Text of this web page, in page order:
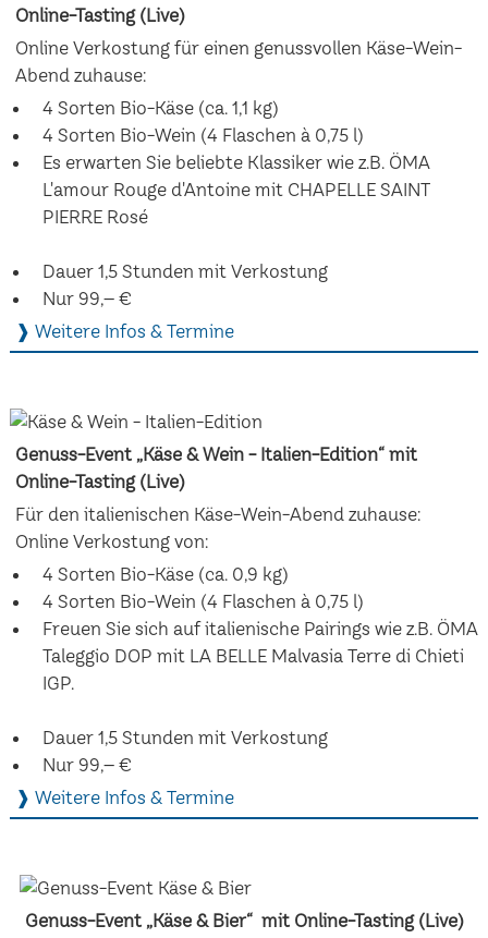
Online-Tasting (Live)
Online Verkostung für einen genussvollen Käse-Wein-
Abend zuhause:
4 Sorten Bio-Käse (ca. 1,1 kg)
4 Sorten Bio-Wein (4 Flaschen à 0,75 l)
Es erwarten Sie beliebte Klassiker wie z.B. ÖMA
L'amour Rouge d'Antoine mit CHAPELLE SAINT
PIERRE Rosé
Dauer 1,5 Stunden mit Verkostung
Nur 99,– €
❱ Weitere Infos & Termine
Genuss-Event „Käse & Wein - Italien-Edition“ mit
Online-Tasting (Live)
Für den italienischen Käse-Wein-Abend zuhause:
Online Verkostung von:
4 Sorten Bio-Käse (ca. 0,9 kg)
4 Sorten Bio-Wein (4 Flaschen à 0,75 l)
Freuen Sie sich auf italienische Pairings wie z.B. ÖMA
Taleggio DOP mit LA BELLE Malvasia Terre di Chieti
IGP.
Dauer 1,5 Stunden mit Verkostung
Nur 99,– €
❱ Weitere Infos & Termine
Genuss-Event „Käse & Bier“ mit Online-Tasting (Live)